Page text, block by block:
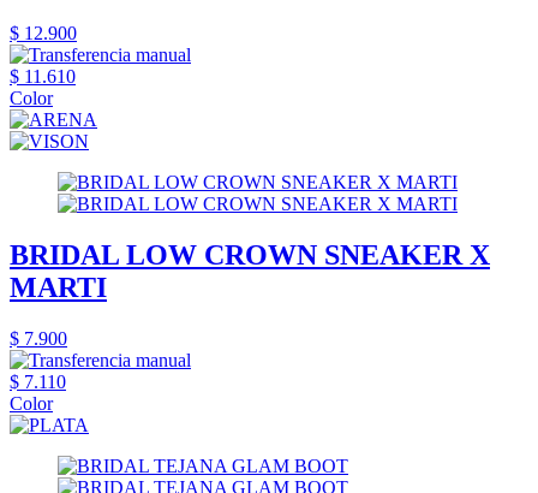
$ 12.900
$ 11.610
Color
BRIDAL LOW CROWN SNEAKER X
MARTI
$ 7.900
$ 7.110
Color